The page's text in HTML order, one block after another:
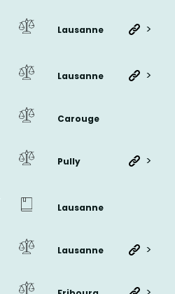
Lausanne >
Lausanne >
Carouge
Pully >
Lausanne
Lausanne >